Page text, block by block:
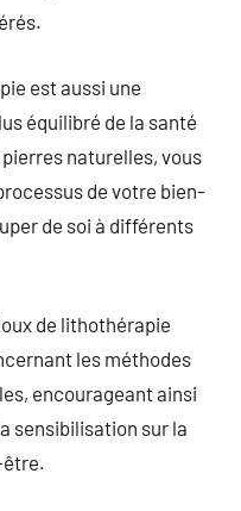
est aussi une
équilibré de la santé
naturelles, vous
de votre bien-
de soi à différents
de lithothérapie
les méthodes
encourageant ainsi
sensibilisation sur la
être.